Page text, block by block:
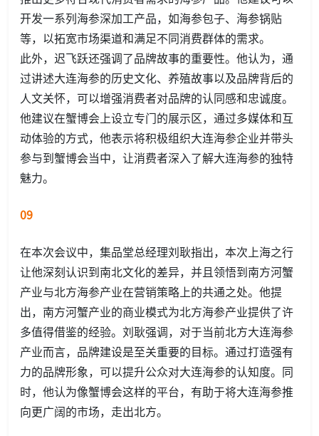
开发一系列海参深加工产品，如海参包子、海参锅贴
等，以拓宽市场渠道和满足不同消费群体的需求。
此外，迟飞跃还强调了品牌故事的重要性。他认为，通
过讲述大连海参的历史文化、养殖故事以及品牌背后的
人文关怀，可以增强消费者对品牌的认同感和忠诚度。
他建议在蟹博会上设立专门的展示区，通过多媒体和互
动体验的方式，他表示将积极组织大连海参企业并带头
参与到蟹博会当中，让消费者深入了解大连海参的独特
魅力。
09
在本次会议中，集品堂总经理刘耿指出，本次上海之行
让他深刻认识到南北文化的差异，并且领悟到南方河蟹
产业与北方海参产业在营销策略上的共通之处。他提
出，南方河蟹产业的商业模式为北方海参产业提供了许
多值得借鉴的经验。刘耿强调，对于当前北方大连海参
产业而言，品牌建设是至关重要的目标。通过打造强有
力的品牌形象，可以提升公众对大连海参的认知度。同
时，他认为像蟹博会这样的平台，有助于将大连海参推
向更广阔的市场，走出北方。